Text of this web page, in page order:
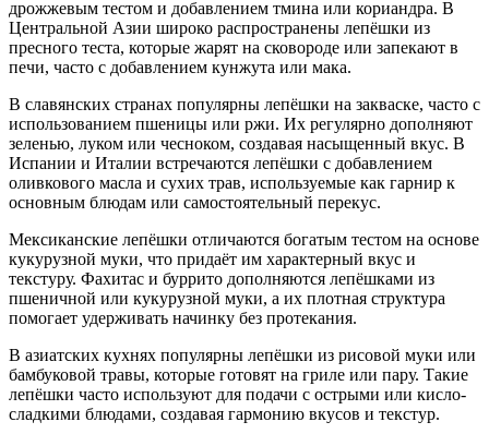
дрожжевым тестом и добавлением тмина или кориандра. В
Центральной Азии широко распространены лепёшки из
пресного теста, которые жарят на сковороде или запекают в
печи, часто с добавлением кунжута или мака.
В славянских странах популярны лепёшки на закваске, часто с
использованием пшеницы или ржи. Их регулярно дополняют
зеленью, луком или чесноком, создавая насыщенный вкус. В
Испании и Италии встречаются лепёшки с добавлением
оливкового масла и сухих трав, используемые как гарнир к
основным блюдам или самостоятельный перекус.
Мексиканские лепёшки отличаются богатым тестом на основе
кукурузной муки, что придаёт им характерный вкус и
текстуру. Фахитас и буррито дополняются лепёшками из
пшеничной или кукурузной муки, а их плотная структура
помогает удерживать начинку без протекания.
В азиатских кухнях популярны лепёшки из рисовой муки или
бамбуковой травы, которые готовят на гриле или пару. Такие
лепёшки часто используют для подачи с острыми или кисло-
сладкими блюдами, создавая гармонию вкусов и текстур.